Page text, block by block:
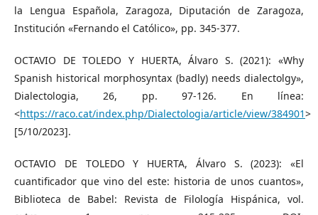
la Lengua Española, Zaragoza, Diputación de Zaragoza,
Institución «Fernando el Católico», pp. 345-377.
OCTAVIO DE TOLEDO Y HUERTA, Álvaro S. (2021): «Why
Spanish historical morphosyntax (badly) needs dialectolgy»,
Dialectologia, 26, pp. 97-126. En línea:
<https://raco.cat/index.php/Dialectologia/article/view/384901>
[5/10/2023].
OCTAVIO DE TOLEDO Y HUERTA, Álvaro S. (2023): «El
cuantificador que vino del este: historia de unos cuantos»,
Biblioteca de Babel: Revista de Filología Hispánica, vol.